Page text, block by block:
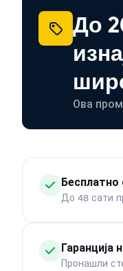
До
Ова
До 48 сати
Гаранција
Пронашли